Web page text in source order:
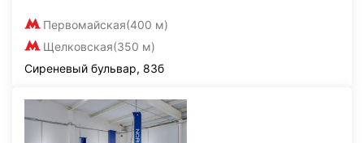
Первомайская(400 м)
Щелковская(350 м)
Сиреневый бульвар, 83б